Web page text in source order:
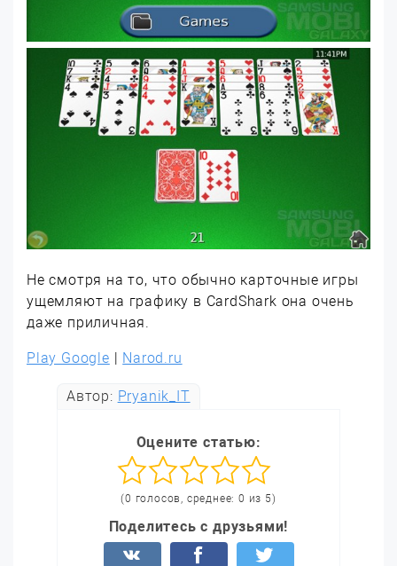
Не смотря на то, что обычно карточные игры
ущемляют на графику в CardShark она очень
даже приличная.
Play Google Narod.ru
Автор: Pryanik_IT
Оцените статью:
(0 голосов, среднее: 0 из 5)
Поделитесь с друзьями!